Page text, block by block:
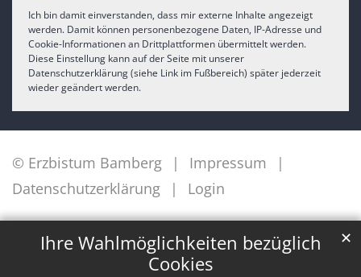
Ihre Wahlmöglichkeiten bezüglich
Cookies
✕
Ich bin damit einverstanden, dass mir externe Inhalte angezeigt
werden. Damit können personenbezogene Daten, IP-Adresse und
Cookie-Informationen an Drittplattformen übermittelt werden.
Diese Einstellung kann auf der Seite mit unserer
Datenschutzerklärung (siehe Link im Fußbereich) später jederzeit
wieder geändert werden.
© Erzbistum Bamberg
Impressum
Datenschutzerklärung
Login